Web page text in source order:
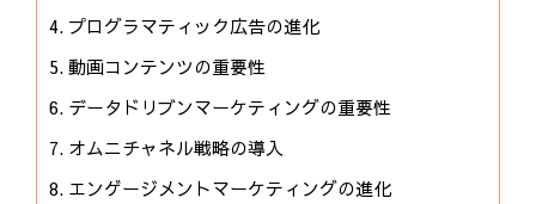
プログラマティック広告の進化
動画コンテンツの重要性
データドリブンマーケティングの重要性
オムニチャネル戦略の導入
エンゲージメントマーケティングの進化